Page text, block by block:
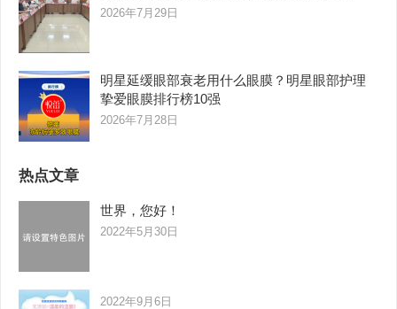
2026年7月29日
明星延缓眼部衰老用什么眼膜？明星眼部护理
挚爱眼膜排行榜10强
2026年7月28日
热点文章
世界，您好！
2022年5月30日
2022年9月6日